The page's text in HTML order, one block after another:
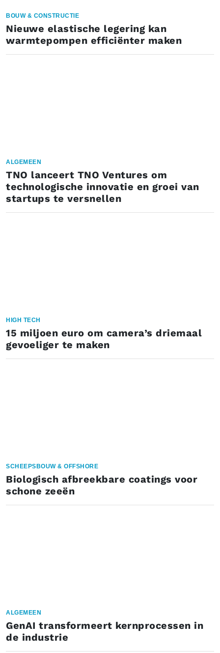
BOUW & CONSTRUCTIE
Nieuwe elastische legering kan
warmtepompen efficiënter maken
ALGEMEEN
TNO lanceert TNO Ventures om
technologische innovatie en groei van
startups te versnellen
HIGH TECH
15 miljoen euro om camera’s driemaal
gevoeliger te maken
SCHEEPSBOUW & OFFSHORE
Biologisch afbreekbare coatings voor
schone zeeën
ALGEMEEN
GenAI transformeert kernprocessen in
de industrie